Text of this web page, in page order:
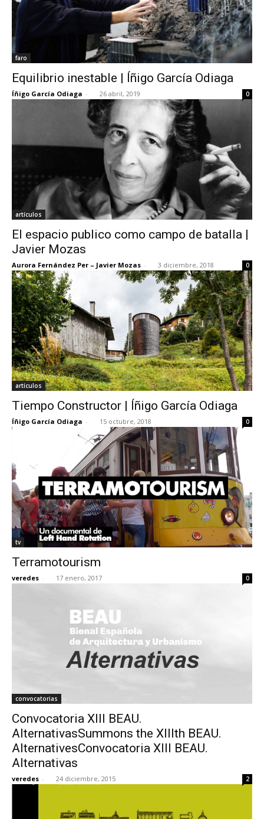
faro
Equilibrio inestable | Íñigo García Odiaga
Íñigo García Odiaga - 26 abril, 2019 0
artículos
El espacio publico como campo de batalla |
Javier Mozas
Aurora Fernández Per – Javier Mozas - 3 diciembre, 2018 0
artículos
Tiempo Constructor | Íñigo García Odiaga
Íñigo García Odiaga - 15 octubre, 2018 0
tv
Terramotourism
veredes - 17 enero, 2017 0
convocatorias
Convocatoria XIII BEAU.
AlternativasSummons the XIIIth BEAU.
AlternativesConvocatoria XIII BEAU.
Alternativas
veredes - 24 diciembre, 2015 2